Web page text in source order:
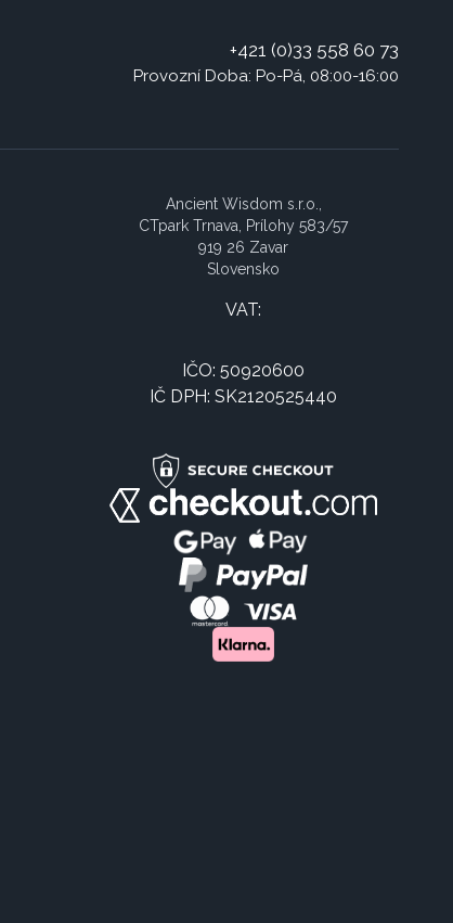
+421 (0)33 558 60 73
Provozní Doba: Po-Pá, 08:00-16:00
Ancient Wisdom s.r.o.,
CTpark Trnava, Prílohy 583/57
919 26 Zavar
Slovensko
VAT:
IČO: 50920600
IČ DPH: SK2120525440